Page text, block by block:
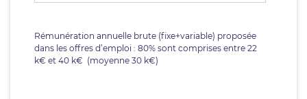
Rémunération annuelle brute (fixe+variable) proposée
dans les offres d’emploi : 80% sont comprises entre 22
k€ et 40 k€ (moyenne 30 k€)